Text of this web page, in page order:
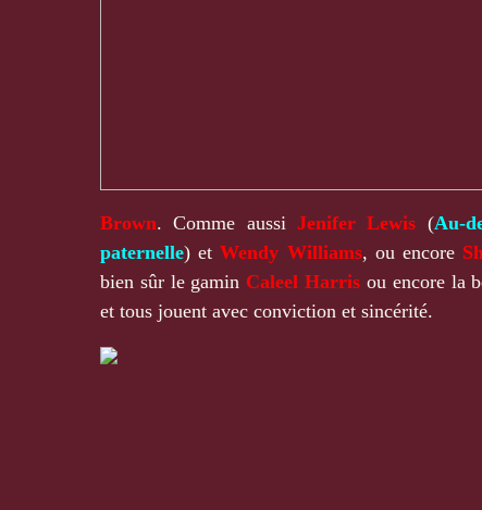
Brown. Comme aussi Jenifer Lewis (Au-
paternelle) etWendy Williams, ou encore
bien sûr le gamin Caleel Harris ou encore la
et tous jouent avec conviction et sincérité.